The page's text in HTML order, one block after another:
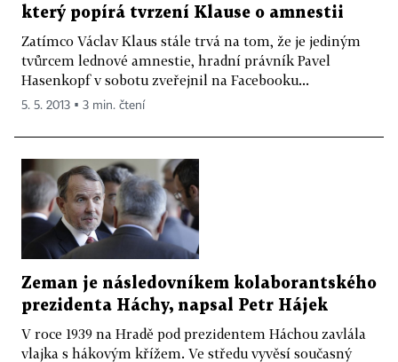
který popírá tvrzení Klause o amnestii
Zatímco Václav Klaus stále trvá na tom, že je jediným
tvůrcem lednové amnestie, hradní právník Pavel
Hasenkopf v sobotu zveřejnil na Facebooku...
5. 5. 2013 ▪ 3 min. čtení
Zeman je následovníkem kolaborantského
prezidenta Háchy, napsal Petr Hájek
V roce 1939 na Hradě pod prezidentem Háchou zavlála
vlajka s hákovým křížem. Ve středu vyvěsí současný